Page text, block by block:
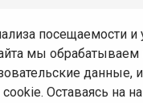
посещаемости и
мы
данные,
Оставаясь на